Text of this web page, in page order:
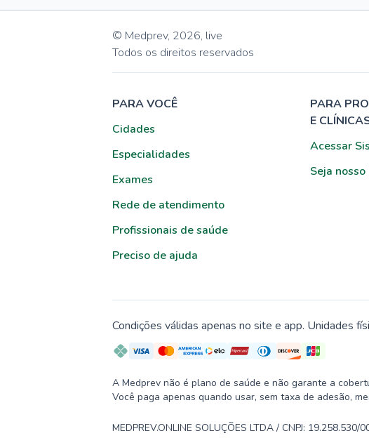
© Medprev, 2026, live
Todos os direitos reservados
PARA VOCÊ
Cidades
Especialidades
Exames
Rede de atendimento
Profissionais de saúde
Preciso de ajuda
PARA
E
Acessar
Seja
Condições válidas apenas no site e app. Unidades
A Medprev não é plano de saúde e não garante a
Você paga apenas quando usar, sem taxa de adesão,
MEDPREV.ONLINE SOLUÇÕES LTDA / CNPJ: